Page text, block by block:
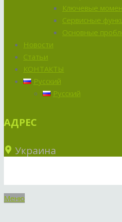
Ключевые
Сервисные
Основные
Новости
Статьи
КОНТАКТЫ
Русский
Русский
АДРЕС
Украина
Меню